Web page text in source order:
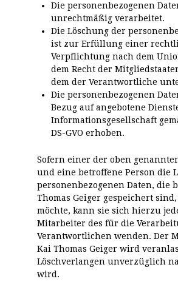
Die personenbezogenen
unrechtmäßig verarbeitet.
Die Löschung der
ist zur Erfüllung einer
Verpflichtung nach dem
dem Recht der
dem der Verantwortliche
Die personenbezogenen
Bezug auf angebotene
Informationsgesellschaft
DS-GVO erhoben.
Sofern einer der oben
und eine betroffene Person die
personenbezogenen Daten, die
Thomas Geiger gespeichert
möchte, kann sie sich hierzu
Mitarbeiter des für die
Verantwortlichen wenden. Der
Kai Thomas Geiger wird
Löschverlangen unverzüglich
wird.